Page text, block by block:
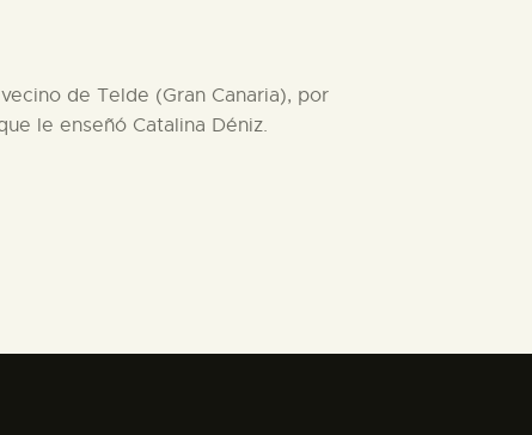
de Telde (Gran Canaria), por
le enseñó Catalina Déniz.